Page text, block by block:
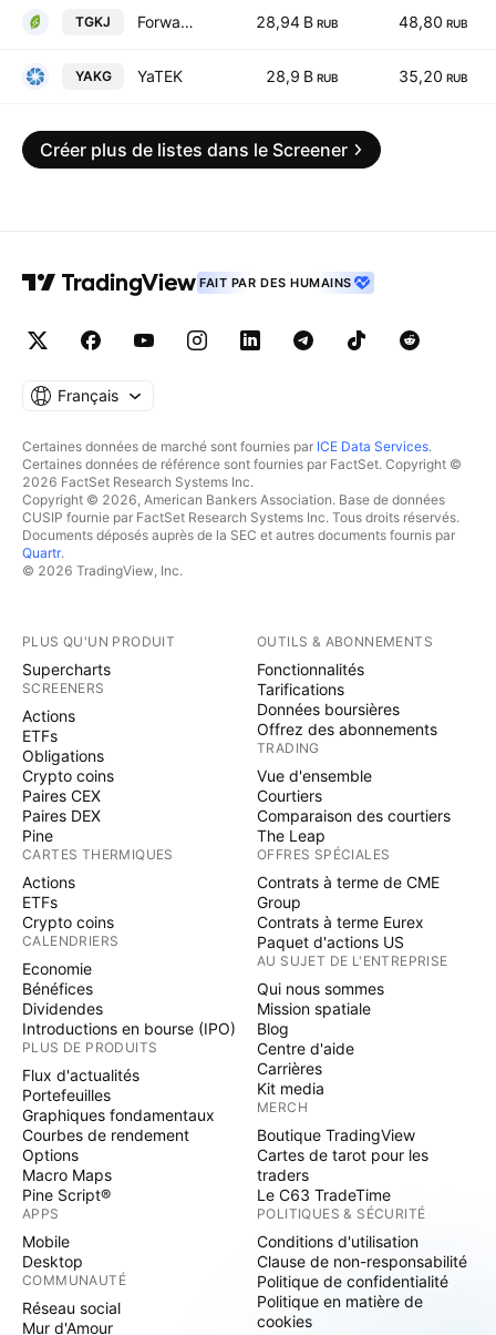
TGKJ Forward Energy 28,94 B RUB 48,80 RUB
YAKG YaTEK 28,9 B RUB 35,20 RUB
Créer plus de listes dans le Screener
FAIT PAR DES HUMAINS
Français
Certaines données de marché sont fournies par ICE Data Services.
Certaines données de référence sont fournies par FactSet. Copyright ©
2026 FactSet Research Systems Inc.
Copyright © 2026, American Bankers Association. Base de données
CUSIP fournie par FactSet Research Systems Inc. Tous droits réservés.
Documents déposés auprès de la SEC et autres documents fournis par
Quartr.
© 2026 TradingView, Inc.
PLUS QU'UN PRODUIT
Supercharts
SCREENERS
Actions
ETFs
Obligations
Crypto coins
Paires CEX
Paires DEX
Pine
CARTES THERMIQUES
Actions
ETFs
Crypto coins
CALENDRIERS
Economie
Bénéfices
Dividendes
Introductions en bourse (IPO)
PLUS DE PRODUITS
Flux d'actualités
Portefeuilles
Graphiques fondamentaux
Courbes de rendement
Options
Macro Maps
Pine Script®
APPS
Mobile
Desktop
COMMUNAUTÉ
Réseau social
Mur d'Amour
OUTILS & ABONNEMENTS
Fonctionnalités
Tarifications
Données boursières
Offrez des abonnements
TRADING
Vue d'ensemble
Courtiers
Comparaison des courtiers
The Leap
OFFRES SPÉCIALES
Contrats à terme de CME
Group
Contrats à terme Eurex
Paquet d'actions US
AU SUJET DE L'ENTREPRISE
Qui nous sommes
Mission spatiale
Blog
Centre d'aide
Carrières
Kit media
MERCH
Boutique TradingView
Cartes de tarot pour les
traders
Le C63 TradeTime
POLITIQUES & SÉCURITÉ
Conditions d'utilisation
Clause de non-responsabilité
Politique de confidentialité
Politique en matière de
cookies